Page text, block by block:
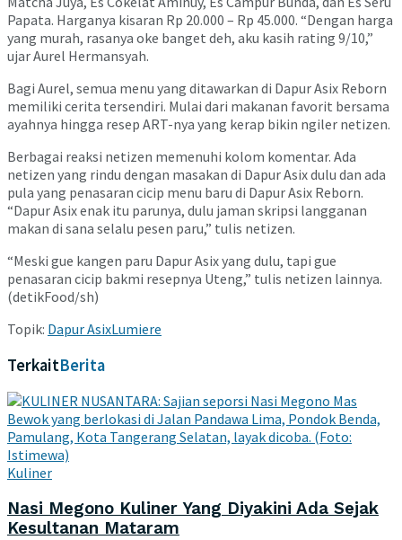
Papata. Harganya kisaran Rp 20.000 – Rp 45.000. “Dengan harga
yang murah, rasanya oke banget deh, aku kasih rating 9/10,”
ujar Aurel Hermansyah.
Bagi Aurel, semua menu yang ditawarkan di Dapur Asix Reborn
memiliki cerita tersendiri. Mulai dari makanan favorit bersama
ayahnya hingga resep ART-nya yang kerap bikin ngiler netizen.
Berbagai reaksi netizen memenuhi kolom komentar. Ada
netizen yang rindu dengan masakan di Dapur Asix dulu dan ada
pula yang penasaran cicip menu baru di Dapur Asix Reborn.
“Dapur Asix enak itu parunya, dulu jaman skripsi langganan
makan di sana selalu pesen paru,” tulis netizen.
“Meski gue kangen paru Dapur Asix yang dulu, tapi gue
penasaran cicip bakmi resepnya Uteng,” tulis netizen lainnya.
(detikFood/sh)
Topik: Dapur AsixLumiere
TerkaitBerita
Kuliner
Nasi Megono Kuliner Yang Diyakini Ada Sejak
Kesultanan Mataram